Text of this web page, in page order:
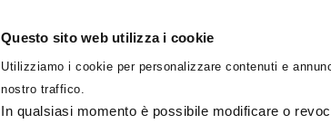
Questo sito web utilizza i cookie
Utilizziamo i cookie per personalizzare contenuti e
nostro traffico.
In qualsiasi momento è possibile modificare o